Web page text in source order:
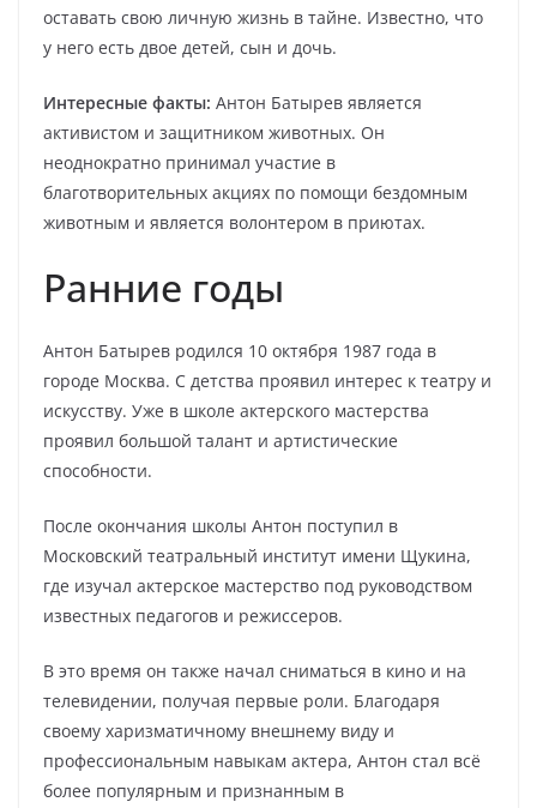
оставать свою личную жизнь в тайне. Известно, что
у него есть двое детей, сын и дочь.
Интересные факты: Антон Батырев является
активистом и защитником животных. Он
неоднократно принимал участие в
благотворительных акциях по помощи бездомным
животным и является волонтером в приютах.
Ранние годы
Антон Батырев родился 10 октября 1987 года в
городе Москва. С детства проявил интерес к театру и
искусству. Уже в школе актерского мастерства
проявил большой талант и артистические
способности.
После окончания школы Антон поступил в
Московский театральный институт имени Щукина,
где изучал актерское мастерство под руководством
известных педагогов и режиссеров.
В это время он также начал сниматься в кино и на
телевидении, получая первые роли. Благодаря
своему харизматичному внешнему виду и
профессиональным навыкам актера, Антон стал всё
более популярным и признанным в